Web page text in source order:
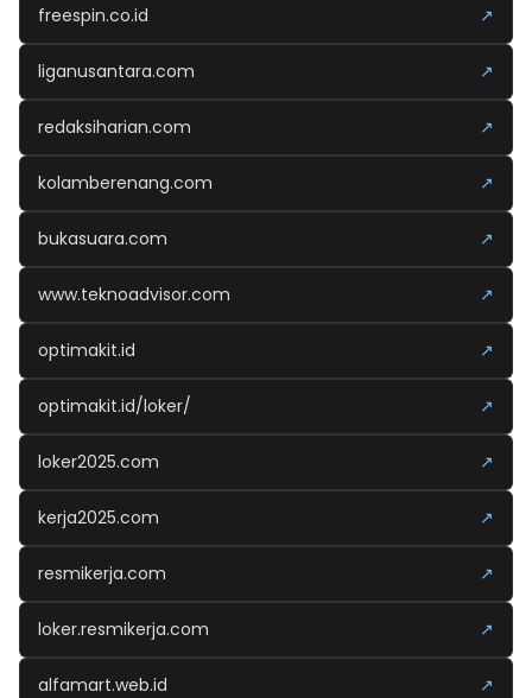
freespin.co.id ↗
liganusantara.com ↗
redaksiharian.com ↗
kolamberenang.com ↗
bukasuara.com ↗
www.teknoadvisor.com ↗
optimakit.id ↗
optimakit.id/loker/ ↗
loker2025.com ↗
kerja2025.com ↗
resmikerja.com ↗
loker.resmikerja.com ↗
alfamart.web.id ↗